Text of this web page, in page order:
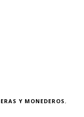
Y MONEDEROS,